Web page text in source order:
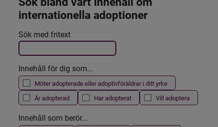
internationella adoptioner
Filtrera resultatet
Det här formuläret postas automatiskt
Sök med fritext
Innehåll för dig som...
Möter adopterade eller adoptivföräldrar i ditt yrke
Är adopterad
Har adopterat Vill adoptera
Innehåll som berör...